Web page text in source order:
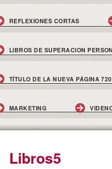
REFLEXIONES CORTAS
LIBROS DE SUPERACION
TÍTULO DE LA NUEVA PÁGINA 720
MARKETING
Libros5